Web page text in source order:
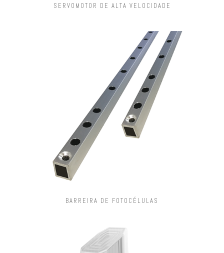
SERVOMOTOR DE ALTA VELOCIDADE
BARREIRA DE FOTOCÉLULAS